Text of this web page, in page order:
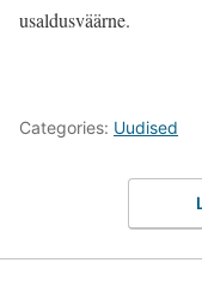
usaldusväärne.
Categories: Uudised